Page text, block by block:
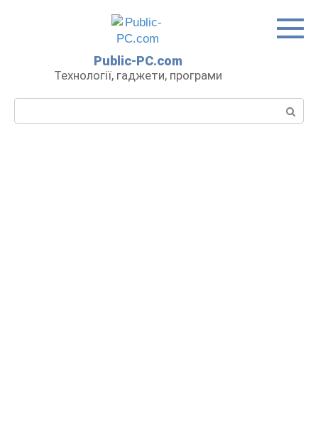
Public-PC.com
Технології, гаджети, програми